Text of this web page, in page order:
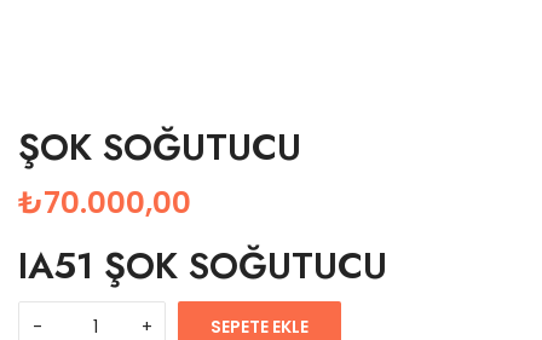
ŞOK SOĞUTUCU
₺70.000,00
IA51 ŞOK SOĞUTUCU
SEPETE EKLE